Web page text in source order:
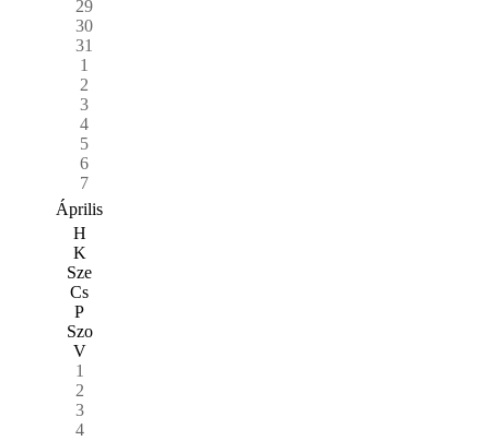
29
30
31
1
2
3
4
5
6
7
Április
H
K
Sze
Cs
P
Szo
V
1
2
3
4